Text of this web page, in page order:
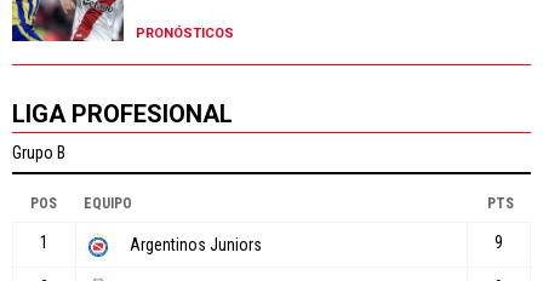
PRONÓSTICOS
LIGA PROFESIONAL